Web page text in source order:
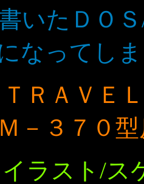
いたＤＯ
なってし
ＲＡＶＥ
－３７０型
イラスト/